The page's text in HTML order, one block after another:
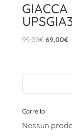
99,00€ Il
era:
69,00€Il
Carrello
Nessun